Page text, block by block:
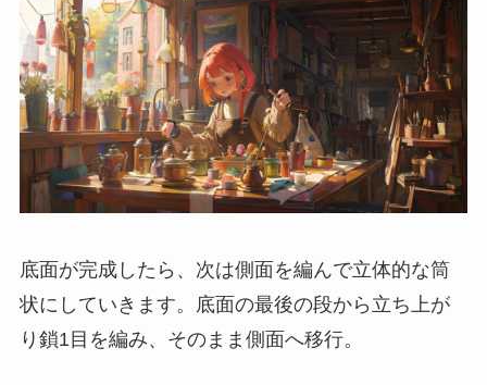
底面が完成したら、次は側面を編んで立体的な筒
状にしていきます。底面の最後の段から立ち上が
り鎖1目を編み、そのまま側面へ移行。